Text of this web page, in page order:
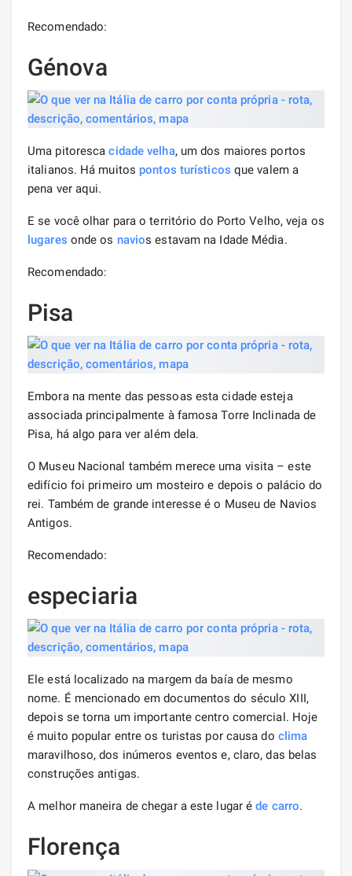
Recomendado:
Génova
Uma pitorescacidade velha, um dos maiores portos
italianos. Há muitos pontos turísticos que valem a
pena ver aqui.
E se você olhar para o território do Porto Velho, veja os
lugares onde os navios estavam na Idade Média.
Recomendado:
Pisa
Embora na mente das pessoas esta cidade esteja
associada principalmente à famosa Torre Inclinada de
Pisa, há algo para ver além dela.
O Museu Nacional também merece uma visita – este
edifício foi primeiro um mosteiro e depois o palácio do
rei. Também de grande interesse é o Museu de Navios
Antigos.
Recomendado:
especiaria
Ele está localizado na margem da baía de mesmo
nome. É mencionado em documentos do século XIII,
depois se torna um importante centro comercial. Hoje
é muito popular entre os turistas por causa do clima
maravilhoso, dos inúmeros eventos e, claro, das belas
construções antigas.
A melhor maneira de chegar a este lugar éde carro.
Florença